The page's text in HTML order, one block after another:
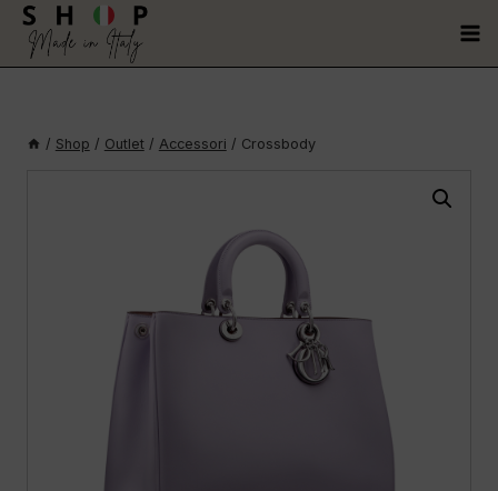
/ Shop / Outlet / Accessori / Crossbody